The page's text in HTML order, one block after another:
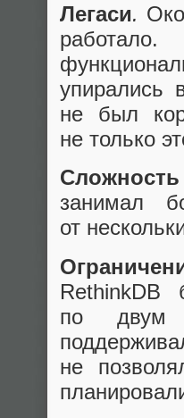
Легаси.
упирались
не был
не только
занимал
от
RethinkDB
по двум
не